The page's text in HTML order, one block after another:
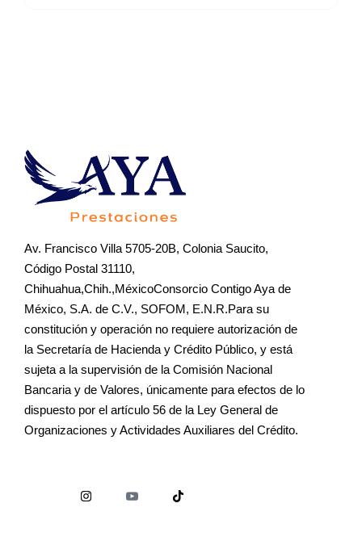
Av. Francisco Villa 5705-20B, Colonia Saucito,
Código Postal 31110,
Chihuahua,Chih.,MéxicoConsorcio Contigo Aya de
México, S.A. de C.V., SOFOM, E.N.R.Para su
constitución y operación no requiere autorización de
la Secretaría de Hacienda y Crédito Público, y está
sujeta a la supervisión de la Comisión Nacional
Bancaria y de Valores, únicamente para efectos de lo
dispuesto por el artículo 56 de la Ley General de
Organizaciones y Actividades Auxiliares del Crédito.